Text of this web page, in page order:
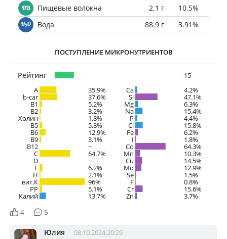
Пищевые волокна
2.1 г
10.5%
Вода
88.9 г 3.91%
ПОСТУПЛЕНИЕ МИКРОНУТРИЕНТОВ
Рейтинг
15
A
35.9%
b-car 37.6%
В1 5.2%
B2 3.2%
Холин 1.8%
B5 5.8%
B6 12.9%
B9 3.1%
B12 ~
C 64.7%
D ~
E 6.2%
H 2.1%
вит.К 96%
PP 5.1%
Калий 13.7%
Ca 4.2%
Si 47.1%
Mg 6.3%
Na 15.4%
P 4.4%
Cl 15.8%
Fe 6.2%
I 1.8%
Co 64.3%
Mn 10.3%
Cu 14.5%
Mo 12.9%
Se 1.5%
F 0.8%
Cr 15.6%
Zn 3.7%
4 5
Юлия 08.10.2024 20:29